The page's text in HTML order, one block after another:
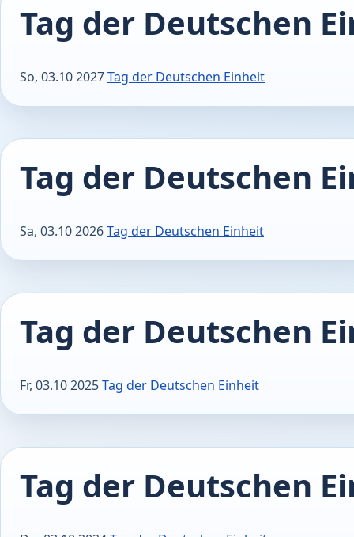
Tag der Deutschen
So, 03.10 2027Tag der Deutschen Einheit
Tag der Deutschen
Sa, 03.10 2026Tag der Deutschen Einheit
Tag der Deutschen
Fr, 03.10 2025Tag der Deutschen Einheit
Tag der Deutschen